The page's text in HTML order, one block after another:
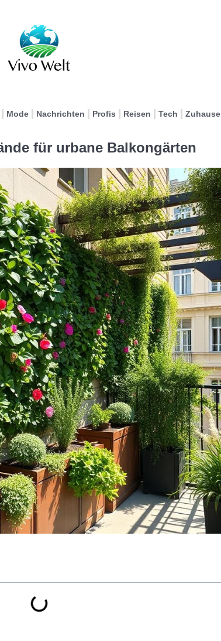
Mode Nachrichten Profis Reisen Tech Zuhause
für urbane Balkongärten